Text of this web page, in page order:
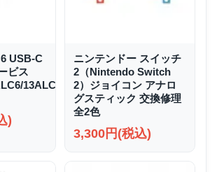
USB-C
ビス
13ALC7/13ABR8
)
ニンテンドー スイッチ
2（Nintendo Switch
2）ジョイコン アナロ
グスティック 交換修理
全2色
3,300円(税込)